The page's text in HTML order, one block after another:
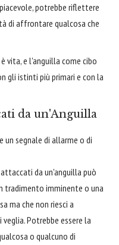
potrebbe riflettere
di affrontare qualcosa che
vita, e l'anguilla come cibo
gli istinti più primari e con la
da un'Anguilla
un segnale di allarme o di
da un'anguilla può
tradimento imminente o una
ma che non riesci a
Potrebbe essere la
o qualcuno di